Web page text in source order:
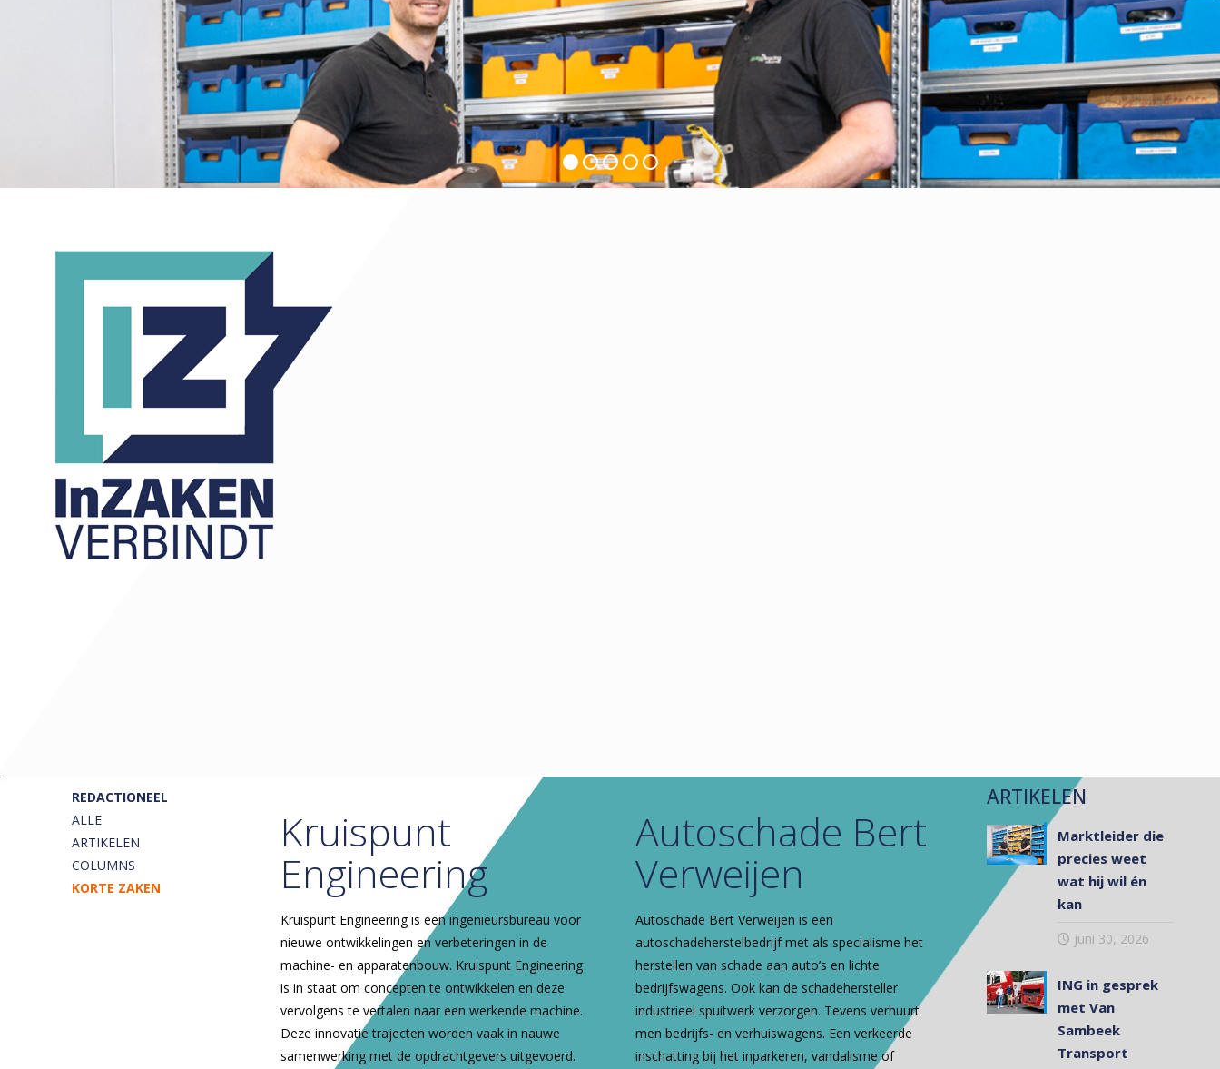
REDACTIONEEL
ALLE
ARTIKELEN
COLUMNS
KORTE ZAKEN
Kruispunt
Engineering
Kruispunt Engineering is een ingenieursbureau voor
nieuwe ontwikkelingen en verbeteringen in de
machine- en apparatenbouw. Kruispunt Engineering
is in staat om concepten te ontwikkelen en deze
vervolgens te vertalen naar een werkende machine.
Deze innovatie trajecten worden vaak in nauwe
samenwerking met de opdrachtgevers uitgevoerd.
Autoschade Bert
Verweijen
Autoschade Bert Verweijen is een
autoschadeherstelbedrijf met als specialisme het
herstellen van schade aan auto’s en lichte
bedrijfswagens. Ook kan de schadehersteller
industrieel spuitwerk verzorgen. Tevens verhuurt
men bedrijfs- en verhuiswagens. Een verkeerde
inschatting bij het inparkeren, vandalisme of
ARTIKELEN
Marktleider die
precies weet
wat hij wil én
kan
juni 30, 2026
ING in gesprek
met Van
Sambeek
Transport